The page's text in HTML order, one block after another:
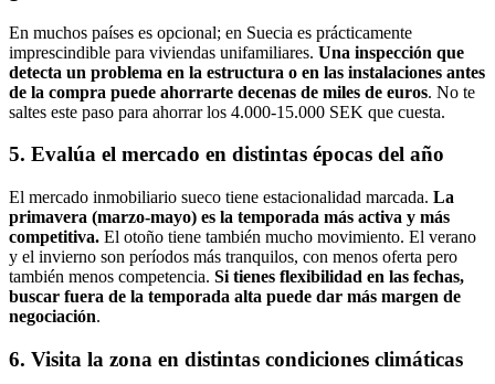
En muchos países es opcional; en Suecia es prácticamente
imprescindible para viviendas unifamiliares. Una inspección que
detecta un problema en la estructura o en las instalaciones antes
de la compra puede ahorrarte decenas de miles de euros. No te
saltes este paso para ahorrar los 4.000-15.000 SEK que cuesta.
5. Evalúa el mercado en distintas épocas del año
El mercado inmobiliario sueco tiene estacionalidad marcada. La
primavera (marzo-mayo) es la temporada más activa y más
competitiva. El otoño tiene también mucho movimiento. El verano
y el invierno son períodos más tranquilos, con menos oferta pero
también menos competencia. Si tienes flexibilidad en las fechas,
buscar fuera de la temporada alta puede dar más margen de
negociación.
6. Visita la zona en distintas condiciones climáticas